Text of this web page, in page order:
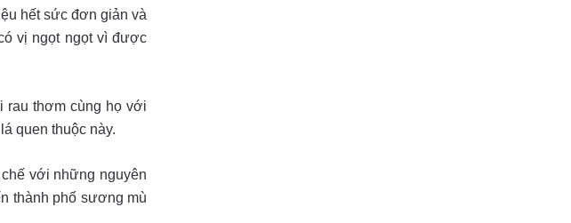
hết sức đơn giản và
vị ngọt ngọt vì được
rau thơm cùng họ với
quen thuộc này.
với những nguyên
thành phố sương mù